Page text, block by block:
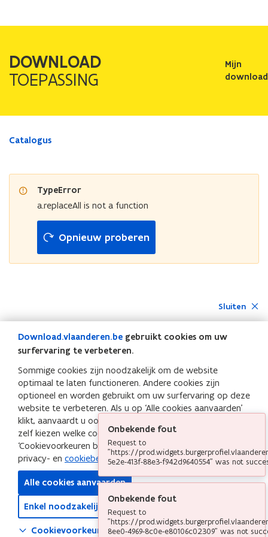
DOWNLOAD
TOEPASSING
Mijn
Catalogus
TypeError
a.replaceAll is not a function
Opnieuw proberen
Onbekende fout
Request to
"https://
5e2e-413f-88e3-f942d9640554" was not
Onbekende fout
Request to
"https://
8ee0-4969-8c0e-e80106c02309" was not
Download.vlaanderen.be gebruikt cookies om uw
surfervaring te verbeteren.
Sommige cookies zijn noodzakelijk om de website
optimaal te laten functioneren. Andere cookies zijn
optioneel en worden gebruikt om uw surfervaring op deze
website te verbeteren. Als u op ‘Alle cookies aanvaarden’
klikt, aanvaardt u ook de optionele cookies. Wilt u liever
zelf kiezen welke cookies u aanvaardt? Klik op
‘Cookievoorkeuren beheren’. Meer info leest u in het
privacy- en cookiebeleidvanDownload.vlaanderen.be
Alle cookies aanvaarden
Enkel noodzakelijke cookies aanvaarden
Cookievoorkeuren beheren
Sluiten